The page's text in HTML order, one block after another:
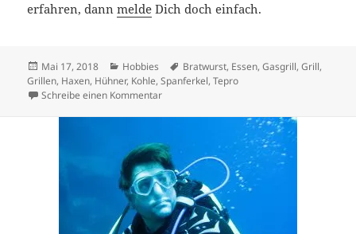
erfahren, dannmelde Dich doch einfach.
Veröffentlicht
am
Mai 17, 2018 Kategorien
Hobbies Schlagwörter
Bratwurst, Essen,Gasgrill,Grill,
Grillen, Haxen, Hühner, Kohle,Spanferkel,Tepro
Schreibe einen Kommentarzu Grillen